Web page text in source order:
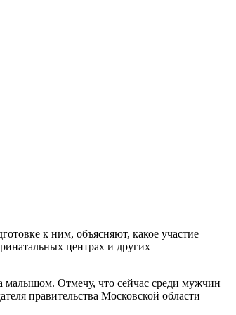
к ним, объясняют, какое участие
центрах и других
малышом. Отмечу, что сейчас среди мужчин
правительства Московской области